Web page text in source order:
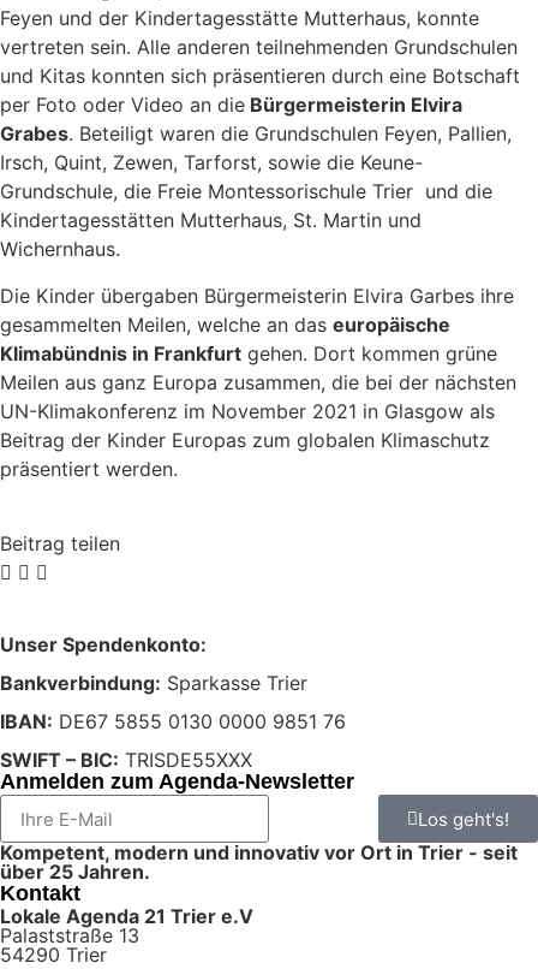
Feyen und der Kindertagesstätte Mutterhaus, konnte
vertreten sein. Alle anderen teilnehmenden Grundschulen
und Kitas konnten sich präsentieren durch eine Botschaft
per Foto oder Video an die Bürgermeisterin Elvira
Grabes. Beteiligt waren die Grundschulen Feyen, Pallien,
Irsch, Quint, Zewen, Tarforst, sowie die Keune-
Grundschule, die Freie Montessorischule Trier und die
Kindertagesstätten Mutterhaus, St. Martin und
Wichernhaus.
Die Kinder übergaben Bürgermeisterin Elvira Garbes ihre
gesammelten Meilen, welche an das europäische
Klimabündnis in Frankfurt gehen. Dort kommen grüne
Meilen aus ganz Europa zusammen, die bei der nächsten
UN-Klimakonferenz im November 2021 in Glasgow als
Beitrag der Kinder Europas zum globalen Klimaschutz
präsentiert werden.
Beitrag teilen
Unser Spendenkonto:
Bankverbindung: Sparkasse Trier
IBAN: DE67 5855 0130 0000 9851 76
SWIFT – BIC: TRISDE55XXX
Anmelden zum Agenda-Newsletter
Los geht's!
Kompetent, modern und innovativ vor Ort in Trier - seit
über 25 Jahren.
Kontakt
Lokale Agenda 21 Trier e.V
Palaststraße 13
54290 Trier